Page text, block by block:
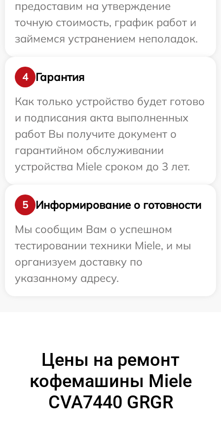
предоставим на утверждение
точную стоимость, график работ и
займемся устранением неполадок.
4
Гарантия
Как только устройство будет готово
и подписания акта выполненных
работ Вы получите документ о
гарантийном обслуживании
устройства Miele сроком до 3 лет.
5
Информирование о готовности
Мы сообщим Вам о успешном
тестировании техники Miele, и мы
организуем доставку по
указанному адресу.
Цены на ремонт
кофемашины Miele
CVA7440 GRGR